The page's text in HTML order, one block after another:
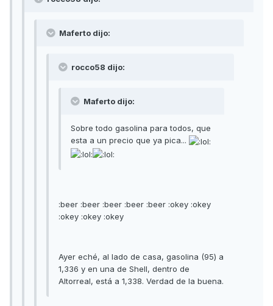
Maferto dijo:
rocco58 dijo:
Maferto dijo:
Sobre todo gasolina para todos, que
esta a un precio que ya pica...
:beer :beer :beer :beer :beer :okey :okey
:okey :okey :okey
Ayer eché, al lado de casa, gasolina (95) a
1,336 y en una de Shell, dentro de
Altorreal, está a 1,338. Verdad de la buena.